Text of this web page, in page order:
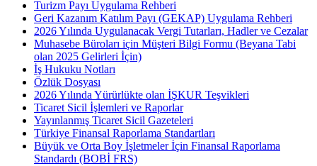
Turizm Payı Uygulama Rehberi
Geri Kazanım Katılım Payı (GEKAP) Uygulama Rehberi
2026 Yılında Uygulanacak Vergi Tutarları, Hadler ve Cezalar
Muhasebe Büroları için Müşteri Bilgi Formu (Beyana Tabi
olan 2025 Gelirleri İçin)
İş Hukuku Notları
Özlük Dosyası
2026 Yılında Yürürlükte olan İŞKUR Teşvikleri
Ticaret Sicil İşlemleri ve Raporlar
Yayınlanmış Ticaret Sicil Gazeteleri
Türkiye Finansal Raporlama Standartları
Büyük ve Orta Boy İşletmeler İçin Finansal Raporlama
Standardı (BOBİ FRS)